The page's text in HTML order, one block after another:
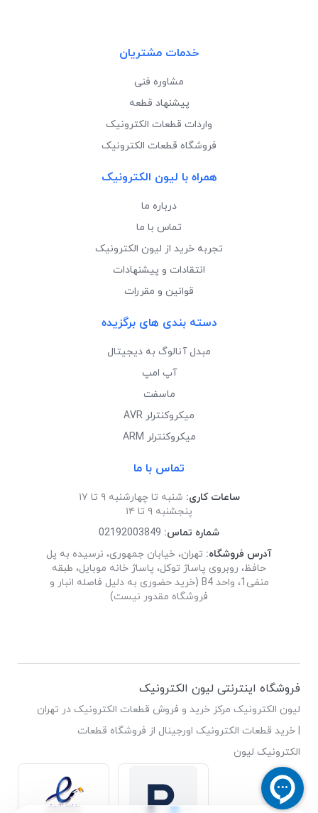
خدمات مشتریان
مشاوره فنی
پیشنهاد قطعه
واردات قطعات الکترونیک
فروشگاه قطعات الکترونیک
همراه با لیون الکترونیک
درباره ما
تماس با ما
تجربه خرید از لیون الکترونیک
انتقادات و پیشنهادات
قوانین و مقررات
دسته بندی های برگزیده
مبدل آنالوگ به دیجیتال
آپ امپ
ماسفت
میکروکنترلر AVR
میکروکنترلر ARM
تماس با ما
ساعات کاری: شنبه تا چهارشنبه ۹ تا ۱۷
پنجشنبه ۹ تا ۱۴
شماره تماس: 02192003849
آدرس فروشگاه: تهران، خیابان جمهوری، نرسیده به پل
حافظ، روبروی پاساژ توکل، پاساژ خانه موبایل، طبقه
منفی1، واحد B4 (خرید حضوری به دلیل فاصله انبار و
فروشگاه مقدور نیست)
فروشگاه اینترنتی لیون الکترونیک
لیون الکترونیک مرکز خرید و فروش قطعات الکترونیک در تهران
| خرید قطعات الکترونیک اورجینال از فروشگاه قطعات
الکترونیک لیون